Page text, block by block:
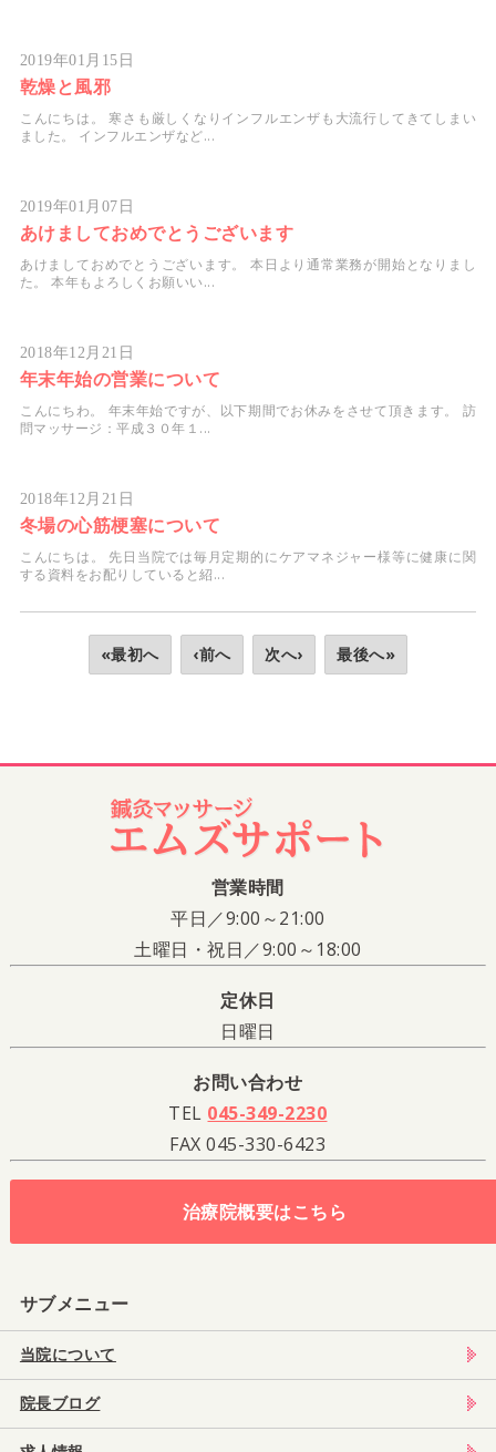
2019年01月15日
乾燥と風邪
こんにちは。 寒さも厳しくなりインフルエンザも大流行してきてしまい
ました。 インフルエンザなど...
2019年01月07日
あけましておめでとうございます
あけましておめでとうございます。 本日より通常業務が開始となりまし
た。 本年もよろしくお願いい...
2018年12月21日
年末年始の営業について
こんにちわ。 年末年始ですが、以下期間でお休みをさせて頂きます。 訪
問マッサージ：平成３０年１...
2018年12月21日
冬場の心筋梗塞について
こんにちは。 先日当院では毎月定期的にケアマネジャー様等に健康に関
する資料をお配りしていると紹...
«最初へ ‹前へ 次へ› 最後へ»
営業時間
平日／9:00～21:00
土曜日・祝日／9:00～18:00
定休日
日曜日
お問い合わせ
TEL 045-349-2230
FAX 045-330-6423
治療院概要はこちら
サブメニュー
当院について
院長ブログ